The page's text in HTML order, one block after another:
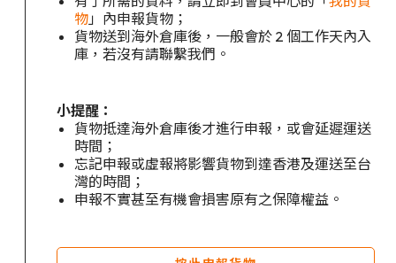
物 」內申報貨物；
貨物送到海外倉庫後，一般會於 2 個工作天內入
庫，若沒有請聯繫我們。
小提醒：
貨物抵達海外倉庫後才進行申報，或會延遲運送
時間；
忘記申報或虛報將影響貨物到達香港及運送至台
灣的時間；
申報不實甚至有機會損害原有之保障權益。